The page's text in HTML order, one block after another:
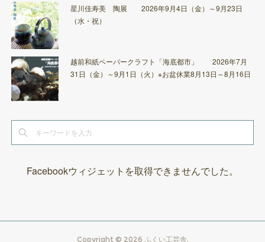
星川佳寿美 陶展 2026年9月4日（金）～9月23日
（水・祝）
越前和紙ペーパークラフト「海底都市」 2026年7月
31日（金）～9月1日（火）※お盆休業8月13日～8月16日
Facebookウィジェットを取得できませんでした。
Copyright © 2026 ふくい工芸舎.